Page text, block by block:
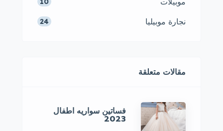
نجارة موبيليا 24
مقالات متعلقة
فساتين سواريه اطفال
2023